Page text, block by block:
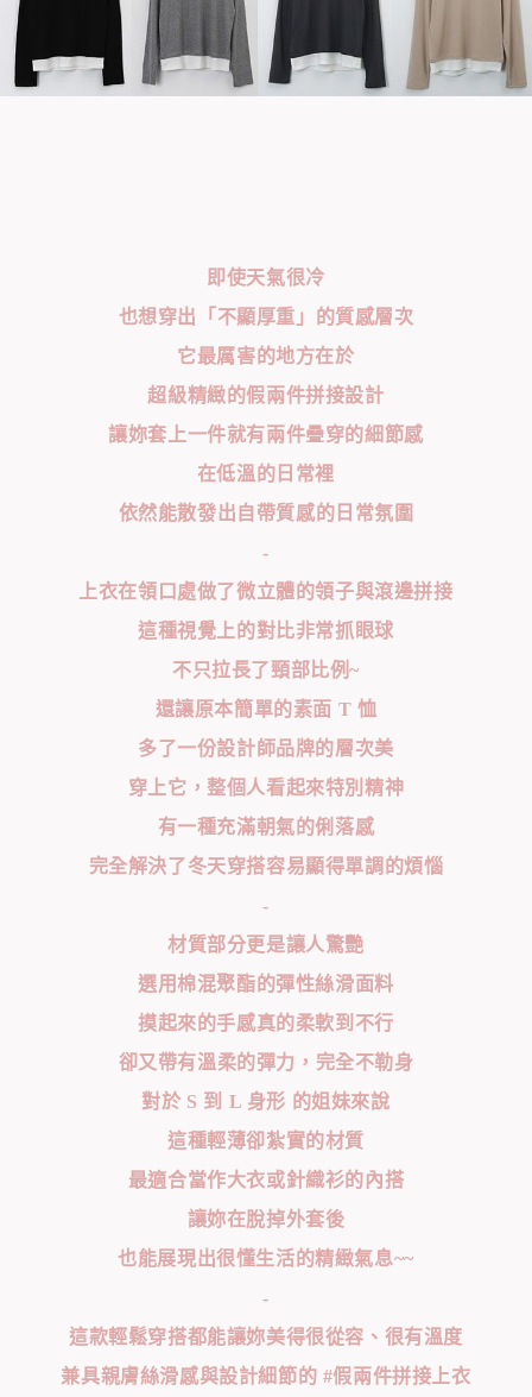
即使天氣很冷
也想穿出「不顯厚重」的質感層次
它最厲害的地方在於
超級精緻的假兩件拼接設計
讓妳套上一件就有兩件疊穿的細節感
在低溫的日常裡
依然能散發出自帶質感的日常氛圍
-
上衣在領口處做了微立體的領子與滾邊拼接
這種視覺上的對比非常抓眼球
不只拉長了頸部比例~
還讓原本簡單的素面 T 恤
多了一份設計師品牌的層次美
穿上它，整個人看起來特別精神
有一種充滿朝氣的俐落感
完全解決了冬天穿搭容易顯得單調的煩惱
-
材質部分更是讓人驚艷
選用棉混聚酯的彈性絲滑面料
摸起來的手感真的柔軟到不行
卻又帶有溫柔的彈力，完全不勒身
對於 S 到 L 身形 的姐妹來說
這種輕薄卻紮實的材質
最適合當作大衣或針織衫的內搭
讓妳在脫掉外套後
也能展現出很懂生活的精緻氣息~~
-
這款輕鬆穿搭都能讓妳美得很從容、很有溫度
兼具親膚絲滑感與設計細節的 #假兩件拼接上衣